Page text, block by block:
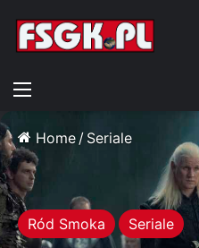
Home / Seriale
Ród Smoka Seriale